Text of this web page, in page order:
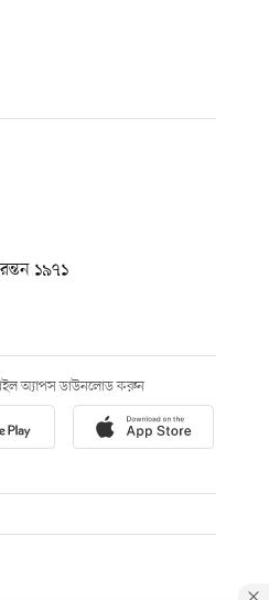
১৯৭১
অ্যাপস ডাউনলোড করুন